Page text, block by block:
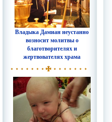
Владыка Дамиан неустанно
возносит молитвы о
благотворителях и
жертвователях храма